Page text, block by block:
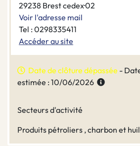
29238 Brest cedex·02
Voir l'adresse mail
Tel : 0298335411
Accéder au site
Date de clôture dépassée -
estimée : 10/06/2026
Secteurs d'activité
Produits pétroliers , charbon et